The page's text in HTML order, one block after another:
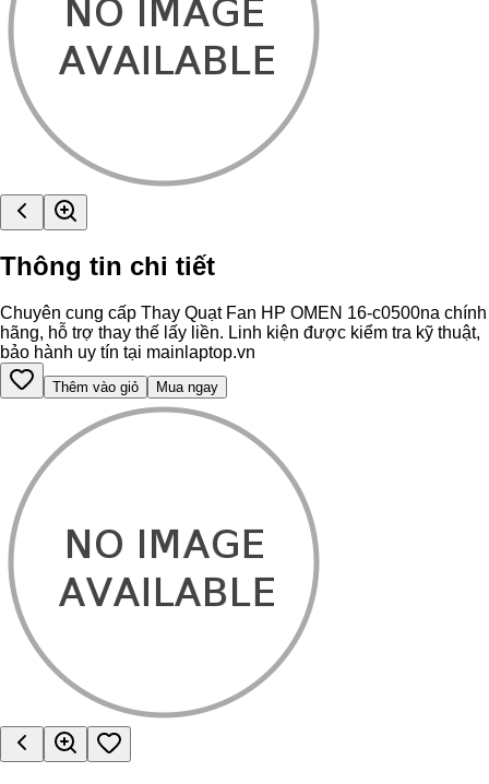
Thông tin chi tiết
Chuyên cung cấp Thay Quạt Fan HP OMEN 16-c0500na chính
hãng, hỗ trợ thay thế lấy liền. Linh kiện được kiểm tra kỹ thuật,
bảo hành uy tín tại mainlaptop.vn
Thêm vào giỏ Mua ngay